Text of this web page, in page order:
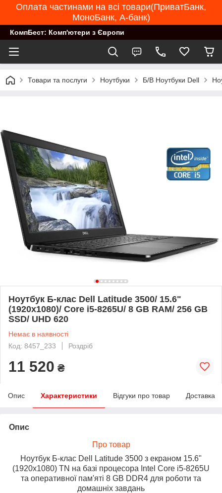
Оплата частинами на всі товари(ПриватБанк,
МоноБанк, А-банк)
КомпБест: Комп'ютери з Європи
Товари та послуги Ноутбуки Б/В Ноутбуки Dell
Ноутбук Б-клас Dell Latitude 3500/ 15.6"
(1920x1080)/ Core i5-8265U/ 8 GB RAM/ 256 GB
SSD/ UHD 620
Немає в наявності
Код: 8457_233
Роздріб
11 520 ₴
Опис Характеристики Відгуки про товар Доставка
Опис
Про товар
Ноутбук Б-клас Dell Latitude 3500 з екраном 15.6"
(1920x1080) TN на базі процесора Intel Core i5-8265U
та оперативної пам'яті 8 GB DDR4 для роботи та
домашніх завдань